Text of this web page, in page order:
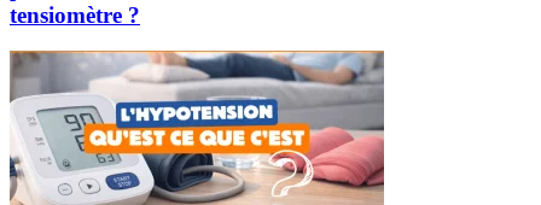
tensiomètre ?